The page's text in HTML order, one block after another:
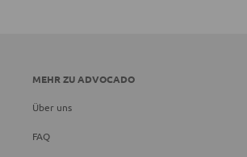
MEHR ZU ADVOCADO
Über uns
FAQ